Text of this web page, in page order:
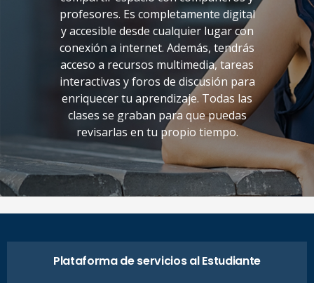
profesores. Es completamente digital
y accesible desde cualquier lugar con
conexión a internet. Además, tendrás
acceso a recursos multimedia, tareas
interactivas y foros de discusión para
enriquecer tu aprendizaje. Todas las
clases se graban para que puedas
revisarlas en tu propio tiempo.